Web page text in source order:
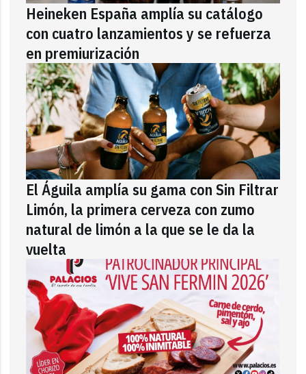
Heineken España amplía su catálogo
con cuatro lanzamientos y se refuerza
en premiurización
El Águila amplía su gama con Sin Filtrar
Limón, la primera cerveza con zumo
natural de limón a la que se le da la
vuelta